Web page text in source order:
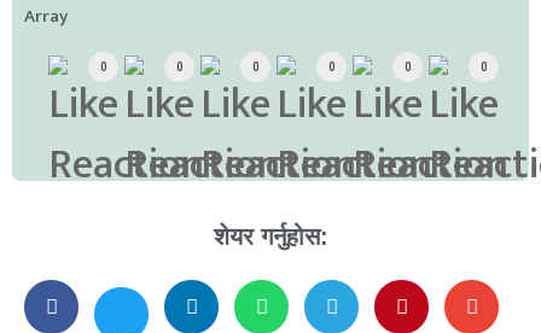
Array
0 0 0 0 0 0
शेयर गर्नुहोस: